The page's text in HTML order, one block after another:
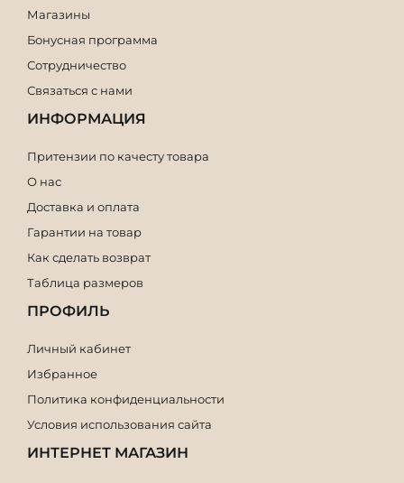
Магазины
Бонусная программа
Сотрудничество
Связаться с нами
ИНФОРМАЦИЯ
Притензии по качесту товара
О нас
Доставка и оплата
Гарантии на товар
Как сделать возврат
Таблица размеров
ПРОФИЛЬ
Личный кабинет
Избранное
Политика конфиденциальности
Условия использования сайта
ИНТЕРНЕТ МАГАЗИН